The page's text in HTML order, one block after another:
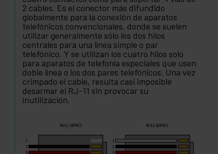
2 cables. Es el conector más difundido
globalmente para la conexión de aparatos
telefónicos convencionales, donde se suelen
utilizar generalmente sólo los dos hilos
centrales para una línea simple o par
telefónico. Y se utilizan los cuatro hilos solo
para aparatos de telefonía especiales que usen
doble línea o los dos pares telefónicos. Una vez
crimpado el cable, resulta casi imposible
desarmar el RJ-11 sin provocar su
inutilización.